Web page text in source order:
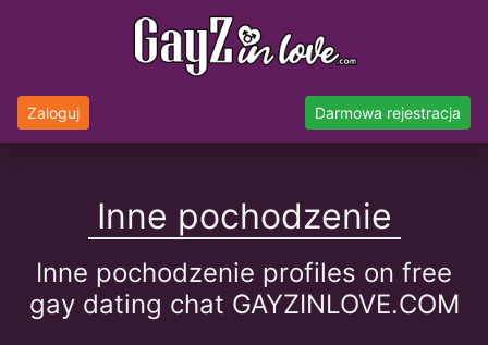
Zaloguj Darmowa rejestracja
Inne pochodzenie
Inne pochodzenie profiles on free
gay dating chat GAYZINLOVE.COM